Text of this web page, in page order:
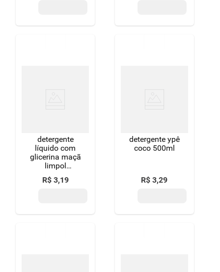
detergente
líquido com
glicerina maçã
limpol
squeeze
500ml
R$ 3,19
detergente ypê
coco 500ml
R$ 3,29